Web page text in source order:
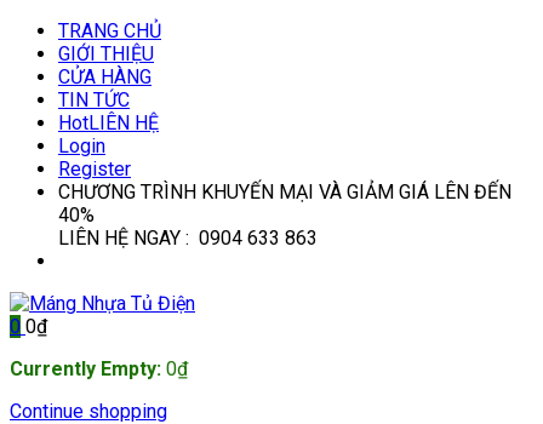
TRANG CHỦ
GIỚI THIỆU
CỬA HÀNG
TIN TỨC
HotLIÊN HỆ
Login
Register
CHƯƠNG TRÌNH KHUYẾN MẠI VÀ GIẢM GIÁ LÊN ĐẾN
40%
LIÊN HỆ NGAY : 0904 633 863
0 0₫
Currently Empty: 0₫
Continue shopping